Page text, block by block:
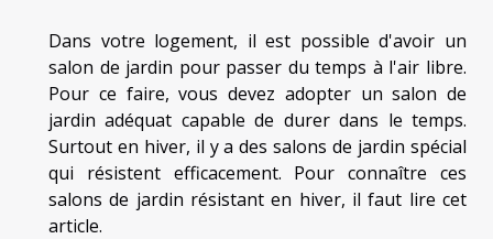
Dans votre logement, il est possible d'avoir un
salon de jardin pour passer du temps à l'air libre.
Pour ce faire, vous devez adopter un salon de
jardin adéquat capable de durer dans le temps.
Surtout en hiver, il y a des salons de jardin spécial
qui résistent efficacement. Pour connaître ces
salons de jardin résistant en hiver, il faut lire cet
article.